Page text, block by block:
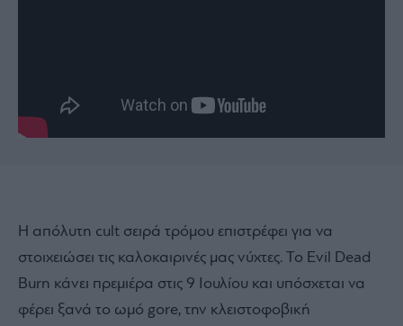
Η απόλυτη cult σειρά τρόμου επιστρέφει για να
στοιχειώσει τις καλοκαιρινές μας νύχτες. Το Evil Dead
Burn κάνει πρεμιέρα στις 9 Ιουλίου και υπόσχεται να
φέρει ξανά το ωμό gore, την κλειστοφοβική